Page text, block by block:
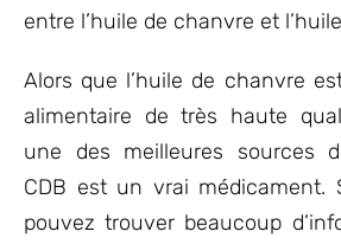
entre l’huile de chanvre et
Alors que l’huile de chanvre
alimentaire de très haute
une des meilleures sources
CDB est un vrai médicament.
pouvez trouver beaucoup